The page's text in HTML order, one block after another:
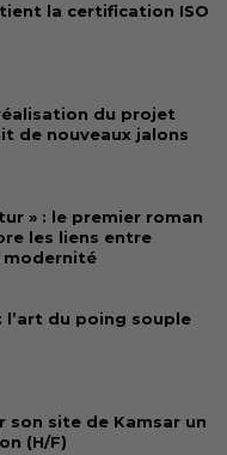
la certification ISO
du projet
de nouveaux jalons
» : le premier roman
les liens entre
l’art du poing souple
son site de Kamsar un
(H/F)